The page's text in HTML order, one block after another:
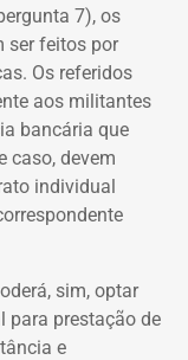
7), os
ser feitos por
Os referidos
aos militantes
bancária que
caso, devem
individual
sim, optar
para prestação de
e